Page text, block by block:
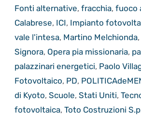
Fonti alternative, fracchia, fuoco
Calabrese, ICI, Impianto
vale l'intesa, Martino Melchionda,
Signora, Opera pia missionaria,
palazzinari energetici, Paolo
Fotovoltaico, PD,
di Kyoto, Scuole, Stati Uniti,
fotovoltaica, Toto Costruzioni